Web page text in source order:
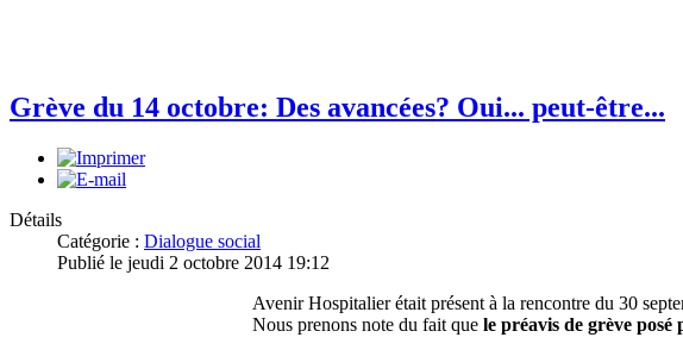
Grève du 14 octobre: Des avancées? Oui... peut-être...
Détails
Catégorie : Dialogue social
Publié le jeudi 2 octobre 2014 19:12
Avenir Hospitalier était présent à la rencontre du 30
Nous prenons note du fait que le préavis de grève